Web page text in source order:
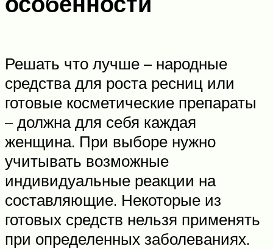
Решать что лучше – народные
средства для роста ресниц или
готовые косметические препараты
– должна для себя каждая
женщина. При выборе нужно
учитывать возможные
индивидуальные реакции на
составляющие. Некоторые из
готовых средств нельзя применять
при определенных заболеваниях.